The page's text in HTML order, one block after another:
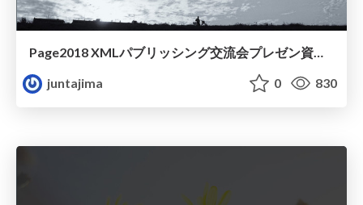
Page2018 XMLパブリッシング交流会プレゼン資料（田嶋分）
juntajima
0 830